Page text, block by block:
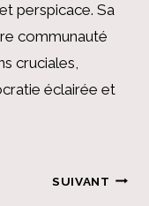
perspicace. Sa
communauté
cruciales,
éclairée et
SUIVANT